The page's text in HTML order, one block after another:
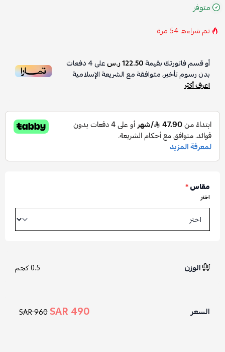
متوفر
تم شراءه54مرة
أو قسم فاتورتك بقيمة122.50 ر.س على4دفعات
بدون رسوم تأخير، متوافقة مع الشريعة الإسلامية
اعرف أكثر
مقاس*
اختر
الوزن 0.5 كجم
السعر 490 SAR
960 SAR